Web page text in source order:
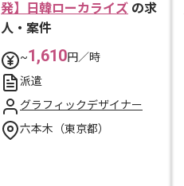
発】日韓ローカライズ の求
人・案件
~1,610円／時
派遣
グラフィックデザイナー
六本木（東京都）